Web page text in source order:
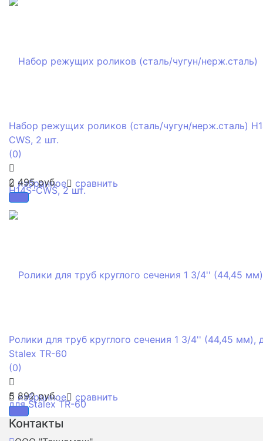
избранное сравнить
Набор режущих роликов (сталь/чугун/нерж.сталь)
CWS, 2 шт.
(0)
2 495 руб.
избранное сравнить
Ролики для труб круглого сечения 1 3/4'' (44,45 мм),
Stalex TR-60
(0)
5 892 руб.
Контакты